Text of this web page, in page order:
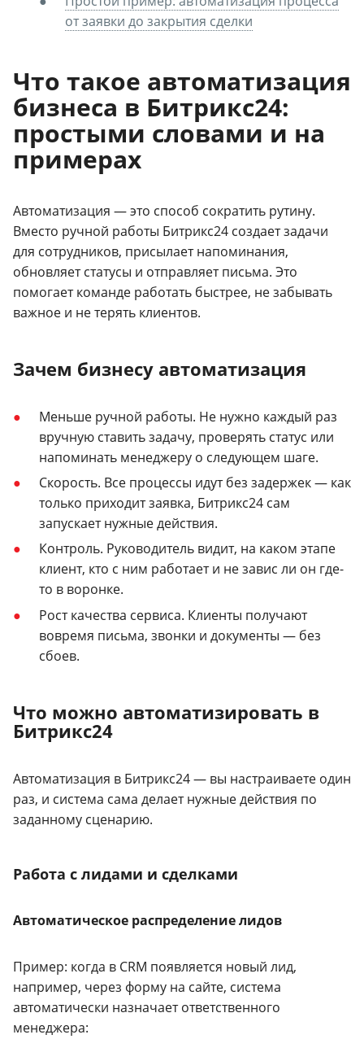
от заявки до закрытия сделки
Что такое автоматизация
бизнеса в Битрикс24:
простыми словами и на
примерах
Автоматизация — это способ сократить рутину.
Вместо ручной работы Битрикс24 создает задачи
для сотрудников, присылает напоминания,
обновляет статусы и отправляет письма. Это
помогает команде работать быстрее, не забывать
важное и не терять клиентов.
Зачем бизнесу автоматизация
Меньше ручной работы. Не нужно каждый раз
вручную ставить задачу, проверять статус или
напоминать менеджеру о следующем шаге.
Скорость. Все процессы идут без задержек — как
только приходит заявка, Битрикс24 сам
запускает нужные действия.
Контроль. Руководитель видит, на каком этапе
клиент, кто с ним работает и не завис ли он где-
то в воронке.
Рост качества сервиса. Клиенты получают
вовремя письма, звонки и документы — без
сбоев.
Что можно автоматизировать в
Битрикс24
Автоматизация в Битрикс24 — вы настраиваете один
раз, и система сама делает нужные действия по
заданному сценарию.
Работа с лидами и сделками
Автоматическое распределение лидов
Пример: когда в CRM появляется новый лид,
например, через форму на сайте, система
автоматически назначает ответственного
менеджера: